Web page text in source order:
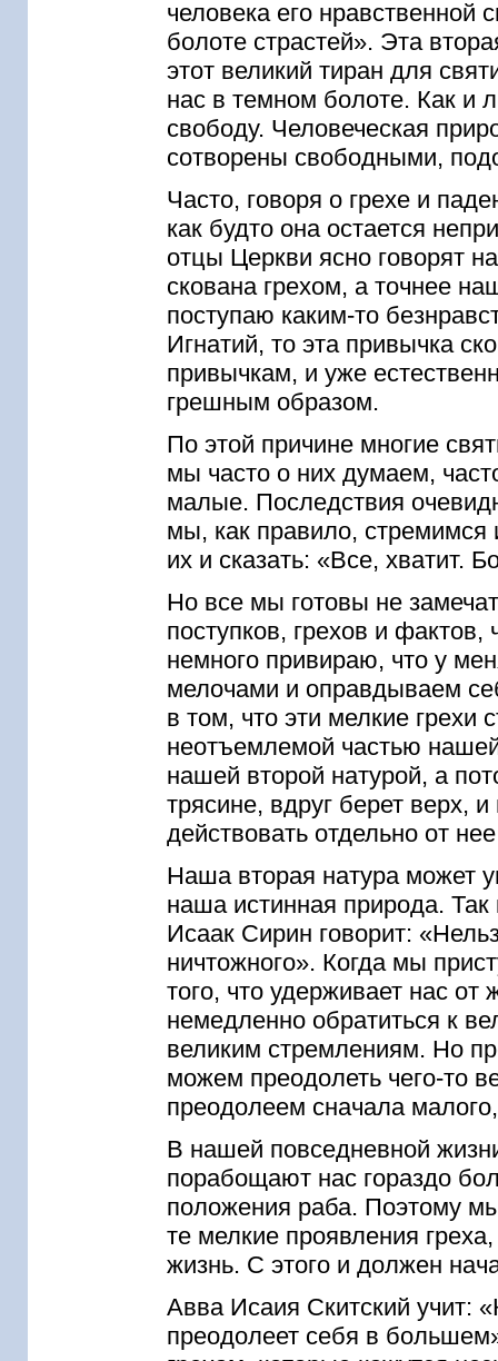
человека его
болоте страстей». Эта
этот великий тиран для
нас в темном болоте. Как и
свободу. Человеческая
сотворены свободными,
Часто, говоря о грехе и
как будто она остается
отцы Церкви ясно говорят
скована грехом, а точнее
поступаю каким-то
Игнатий, то эта привычка
привычкам, и уже
грешным образом.
По этой причине многие
мы часто о них думаем,
малые. Последствия
мы, как правило, стремимся
их и сказать: «Все, хватит.
Но все мы готовы не
поступков, грехов и
немного привираю, что у
мелочами и оправдываем
в том, что эти мелкие грехи
неотъемлемой частью
нашей второй натурой, а
трясине, вдруг берет верх,
действовать отдельно от
Наша вторая натура может
наша истинная природа.
Исаак Сирин говорит:
ничтожного». Когда мы
того, что удерживает нас
немедленно обратиться к
великим стремлениям. Но
можем преодолеть чего-то
преодолеем сначала
В нашей повседневной
порабощают нас гораздо
положения раба. Поэтому
те мелкие проявления
жизнь. С этого и должен
Авва Исаия Скитский учит:
преодолеет себя в